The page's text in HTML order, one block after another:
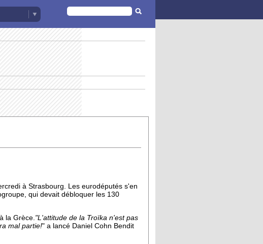
FORMULAIRE
DE
RECHERCHE
à Strasbourg. Les eurodéputés s'en
qui devait débloquer les 130
la Grèce. "L'attitude de la Troïka n'est pas
mal partie!" a lancé Daniel Cohn Bendit